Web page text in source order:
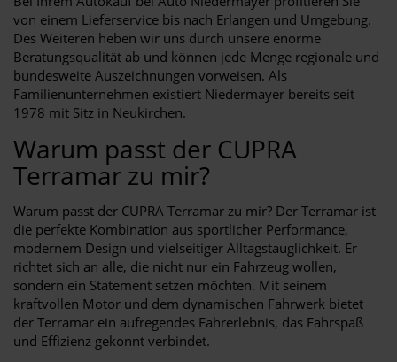
von einem Lieferservice bis nach Erlangen und Umgebung.
Des Weiteren heben wir uns durch unsere enorme
Beratungsqualität ab und können jede Menge regionale und
bundesweite Auszeichnungen vorweisen. Als
Familienunternehmen existiert Niedermayer bereits seit
1978 mit Sitz in Neukirchen.
Warum passt der CUPRA
Terramar zu mir?
Warum passt der CUPRA Terramar zu mir? Der Terramar ist
die perfekte Kombination aus sportlicher Performance,
modernem Design und vielseitiger Alltagstauglichkeit. Er
richtet sich an alle, die nicht nur ein Fahrzeug wollen,
sondern ein Statement setzen möchten. Mit seinem
kraftvollen Motor und dem dynamischen Fahrwerk bietet
der Terramar ein aufregendes Fahrerlebnis, das Fahrspaß
und Effizienz gekonnt verbindet.